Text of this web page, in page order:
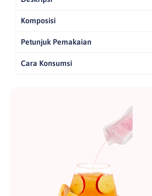
Komposisi
Petunjuk Pemakaian
Cara Konsumsi